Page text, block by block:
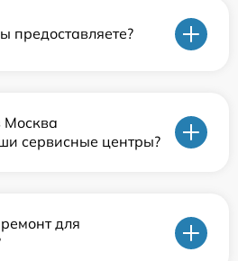
предоставляете?
Москва
сервисные центры?
для